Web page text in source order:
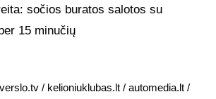
sočios buratos salotos su
15 minučių
verslo.tv/ kelioniuklubas.lt/ automedia.lt/